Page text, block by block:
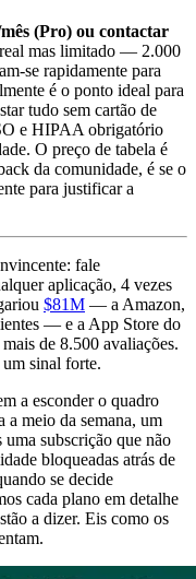
(Pro) ou contactar
mas limitado — 2.000
se rapidamente para
é o ponto ideal para
tudo sem cartão de
e HIPAA obrigatório
O preço de tabela é
da comunidade, é se o
para justificar a
fale
aplicação, 4 vezes
$81M — a Amazon,
— e a App Store do
de 8.500 avaliações.
sinal forte.
a esconder o quadro
a meio da semana, um
subscrição que não
bloqueadas atrás de
se decide
cada plano em detalhe
a dizer. Eis como os